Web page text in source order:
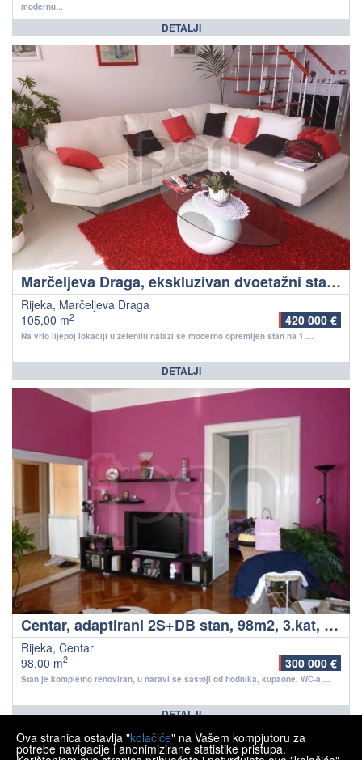
modernu...
DETALJI
Marčeljeva Draga, ekskluzivan dvoetažni stan sa prekrasnim pogledom, garažom i 3 parkirna mjesta
Rijeka, Marčeljeva Draga
105,00 m2 420 000 €
Na vrlo lijepoj lokaciji u zelenilu nalazi se moderno opremljen stan na 1....
DETALJI
Centar, adaptirani 2S+DB stan, 98m2, 3.kat, odlična lokacija, u neposrednoj blizini samog središta grada!
Rijeka, Centar
98,00 m2 300 000 €
Stan je kompletno renoviran, u naravi se sastoji od hodnika, kupaone, WC-a,...
DETALJI
<< < 1 2 3 4 5 6
Ova stranica ostavlja "kolačiće" na Vašem kompjutoru za
potrebe navigacije i anonimizirane statistike pristupa.